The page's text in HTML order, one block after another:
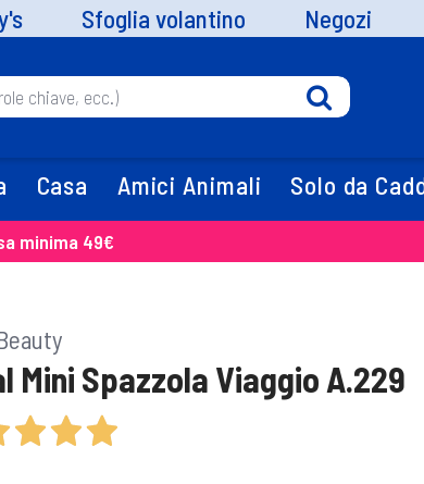
Sfoglia volantino Negozi
Casa Amici Animali Solo da
minima 49€
Mini Spazzola Viaggio A.229